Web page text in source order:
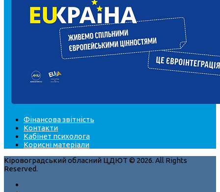
Фінансова звітність
Контакти
Кабінет психолога
Корисні матеріали
Кіровоградський обласний ЦДЮТ © 2026. All Rights
Reserved.